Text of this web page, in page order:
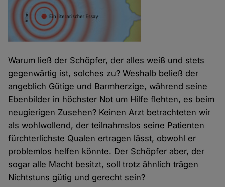
Warum ließ der Schöpfer, der alles weiß und stets
gegenwärtig ist, solches zu? Weshalb beließ der
angeblich Gütige und Barmherzige, während seine
Ebenbilder in höchster Not um Hilfe flehten, es beim
neugierigen Zusehen? Keinen Arzt betrachteten wir
als wohlwollend, der teilnahmslos seine Patienten
fürchterlichste Qualen ertragen lässt, obwohl er
problemlos helfen könnte. Der Schöpfer aber, der
sogar alle Macht besitzt, soll trotz ähnlich trägen
Nichtstuns gütig und gerecht sein?